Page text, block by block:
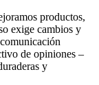
productos,
exige cambios y
de opiniones –
y